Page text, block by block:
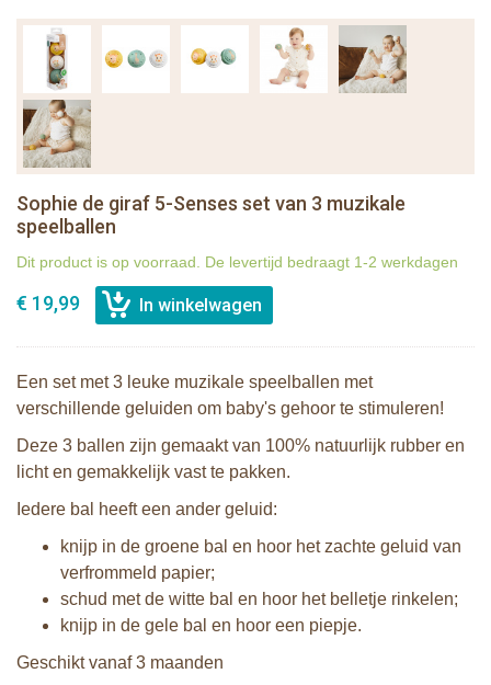
Sophie de giraf 5-Senses set van 3 muzikale
speelballen
Dit product is op voorraad. De levertijd bedraagt 1-2 werkdagen
€ 19,99
Een set met 3 leuke muzikale speelballen met
verschillende geluiden om baby's gehoor te stimuleren!
Deze 3 ballen zijn gemaakt van 100% natuurlijk rubber en
licht en gemakkelijk vast te pakken.
Iedere bal heeft een ander geluid:
knijp in de groene bal en hoor het zachte geluid van
verfrommeld papier;
schud met de witte bal en hoor het belletje rinkelen;
knijp in de gele bal en hoor een piepje.
Geschikt vanaf 3 maanden